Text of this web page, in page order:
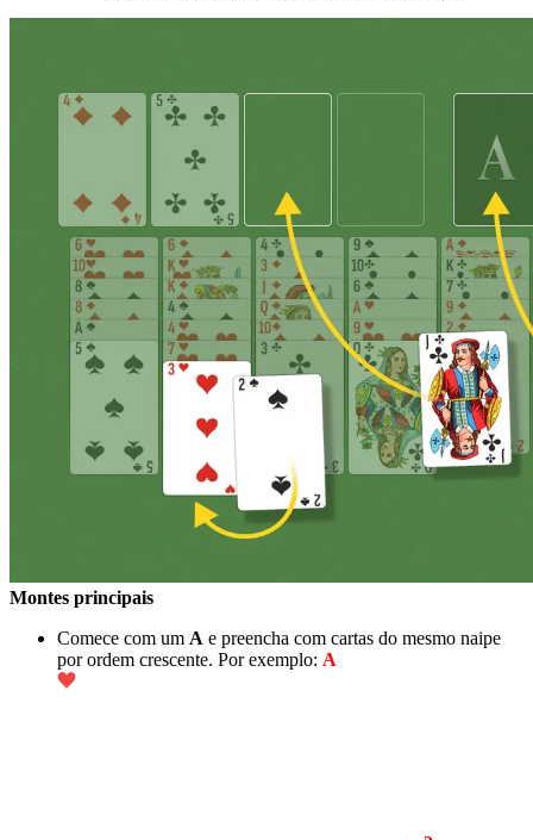
Montes principais
Comece com um A e preencha com cartas do mesmo naipe
por ordem crescente. Por exemplo: A